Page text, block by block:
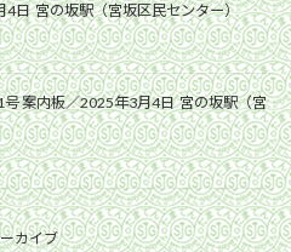
4日 宮の坂駅（宮坂区民センター）
案内板／2025年3月4日 宮の坂駅（宮
カイブ